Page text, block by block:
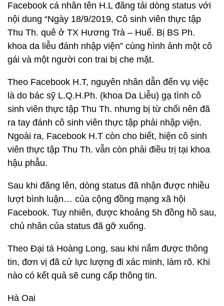
Facebook cá nhân tên H.L đăng tải dòng status với
nội dung “Ngày 18/9/2019, Cô sinh viên thực tập
Thu Th. quê ở TX Hương Trà – Huế. Bị BS Ph.
khoa da liễu đánh nhập viện” cùng hình ảnh một cô
gái và một người con trai bị che mặt.
Theo Facebook H.T, nguyên nhân dẫn đến vụ việc
là do bác sỹ L.Q.H.Ph. (khoa Da Liễu) gạ tình cô
sinh viên thực tập Thu Th. nhưng bị từ chối nên đã
ra tay đánh cô sinh viên thực tập phải nhập viện.
Ngoài ra, Facebook H.T còn cho biết, hiện cô sinh
viên thực tập Thu Th. vẫn còn phải điều trị tại khoa
hậu phẫu.
Sau khi đăng lên, dòng status đã nhận được nhiều
lượt bình luận… của cộng đồng mạng xã hội
Facebook. Tuy nhiên, được khoảng 5h đồng hồ sau,
chủ nhân của status đã gỡ xuống.
Theo Đại tá Hoàng Long, sau khi nắm được thông
tin, đơn vị đã cử lực lượng đi xác minh, làm rõ. Khi
nào có kết quả sẽ cung cấp thông tin.
Hà Oai